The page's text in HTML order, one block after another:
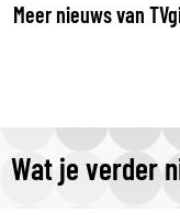
Meer nieuws van
Wat je verder